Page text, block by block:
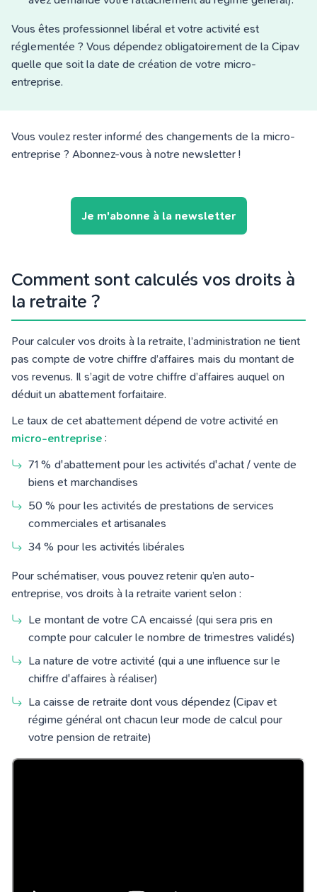
Vous êtes professionnel libéral et votre activité est
réglementée ? Vous dépendez obligatoirement de la Cipav
quelle que soit la date de création de votre micro-
entreprise.
Vous voulez rester informé des changements de la micro-
entreprise ? Abonnez-vous à notre newsletter !
Je m'abonne à la newsletter
Comment sont calculés vos droits à
la retraite ?
Pour calculer vos droits à la retraite, l’administration ne tient
pas compte de votre chiffre d’affaires mais du montant de
vos revenus. Il s’agit de votre chiffre d’affaires auquel on
déduit un abattement forfaitaire.
Le taux de cet abattement dépend de votre activité en
micro-entreprise :
71 % d'abattement pour les activités d'achat / vente de
biens et marchandises
50 % pour les activités de prestations de services
commerciales et artisanales
34 % pour les activités libérales
Pour schématiser, vous pouvez retenir qu’en auto-
entreprise, vos droits à la retraite varient selon :
Le montant de votre CA encaissé (qui sera pris en
compte pour calculer le nombre de trimestres validés)
La nature de votre activité (qui a une influence sur le
chiffre d'affaires à réaliser)
La caisse de retraite dont vous dépendez (Cipav et
régime général ont chacun leur mode de calcul pour
votre pension de retraite)